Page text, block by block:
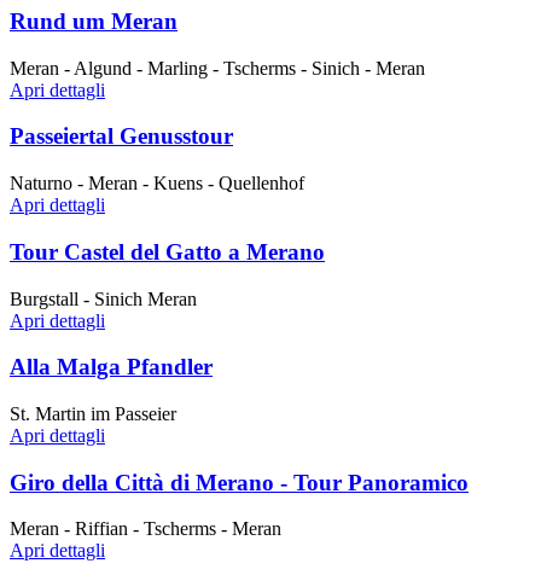
Rund um Meran
Meran - Algund - Marling - Tscherms - Sinich - Meran
Apri dettagli
Passeiertal Genusstour
Naturno - Meran - Kuens - Quellenhof
Apri dettagli
Tour Castel del Gatto a Merano
Burgstall - Sinich Meran
Apri dettagli
Alla Malga Pfandler
St. Martin im Passeier
Apri dettagli
Giro della Città di Merano - Tour Panoramico
Meran - Riffian - Tscherms - Meran
Apri dettagli